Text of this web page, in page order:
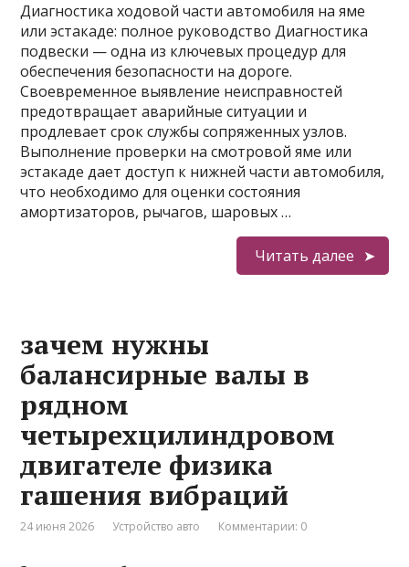
Диагностика ходовой части автомобиля на яме
или эстакаде: полное руководство Диагностика
подвески — одна из ключевых процедур для
обеспечения безопасности на дороге.
Своевременное выявление неисправностей
предотвращает аварийные ситуации и
продлевает срок службы сопряженных узлов.
Выполнение проверки на смотровой яме или
эстакаде дает доступ к нижней части автомобиля,
что необходимо для оценки состояния
амортизаторов, рычагов, шаровых …
Читать далее
зачем нужны
балансирные валы в
рядном
четырехцилиндровом
двигателе физика
гашения вибраций
24 июня 2026 Устройство авто Комментарии: 0